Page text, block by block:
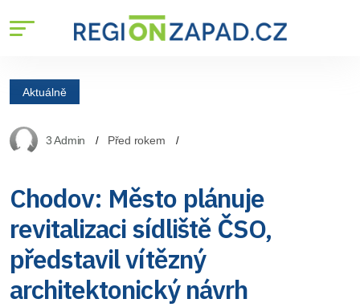
Aktuálně
3 Admin Před rokem
Chodov: Město plánuje
revitalizaci sídliště ČSO,
představil vítězný
architektonický návrh